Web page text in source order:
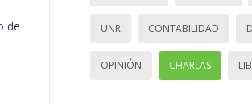
de UNR CONTABILIDAD
OPINIÓN CHARLAS